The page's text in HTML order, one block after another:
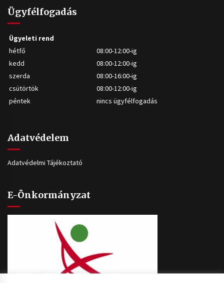
Ügyfélfogadás
Ügyeleti rend
hétfő
08:00-12:00-ig
kedd
08:00-12:00-ig
szerda
08:00-16:00-ig
csütörtök
08:00-12:00-ig
péntek
nincs ügyfélfogadás
Adatvédelem
Adatvédelmi Tájékoztató
E-Önkormányzat